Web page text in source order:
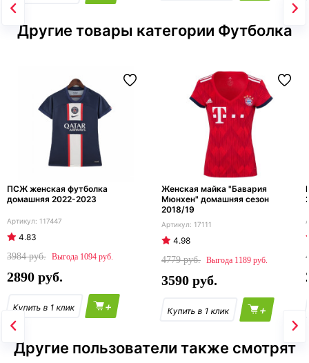
Другие товары категории Футболка
ПСЖ женская футболка
домашняя 2022-2023
117447
4.83
3984
1094
2890
+
Женская майка "Бавария
Мюнхен" домашняя сезон
2018/19
17111
4.98
4779
1189
3590
+
Другие пользователи также смотрят